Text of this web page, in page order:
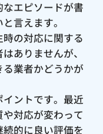
エピソードが書
言えます。
の対応に関する
ありませんが、
業者かどうかが
ントです。最近
対応が変わって
的に良い評価を